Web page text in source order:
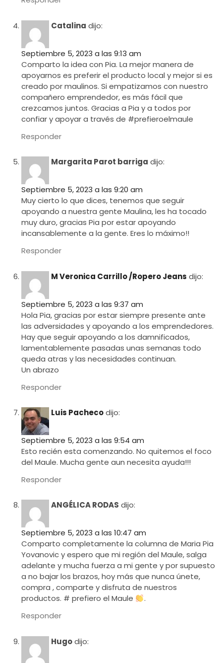
Catalina dijo:
Septiembre 5, 2023 a las 9:13 am
Comparto la idea con Pia. La mejor manera de
apoyarnos es preferir el producto local y mejor si es
creado por maulinos. Si empatizamos con nuestro
compañero emprendedor, es más fácil que
crezcamos juntos. Gracias a Pia y a todos por
confiar y apoyar a través de #prefieroelmaule
Responder
Margarita Parot barriga dijo:
Septiembre 5, 2023 a las 9:20 am
Muy cierto lo que dices, tenemos que seguir
apoyando a nuestra gente Maulina, les ha tocado
muy duro, gracias Pia por estar apoyando
incansablemente a la gente. Eres lo máximo!!
Responder
M Veronica Carrillo /Ropero Jeans dijo:
Septiembre 5, 2023 a las 9:37 am
Hola Pia, gracias por estar siempre presente ante
las adversidades y apoyando a los emprendedores.
Hay que seguir apoyando a los damnificados,
lamentablemente pasadas unas semanas todo
queda atras y las necesidades continuan.
Un abrazo
Responder
Luis Pacheco dijo:
Septiembre 5, 2023 a las 9:54 am
Esto recién esta comenzando. No quitemos el foco
del Maule. Mucha gente aun necesita ayuda!!!
Responder
ANGÉLICA RODAS dijo:
Septiembre 5, 2023 a las 10:47 am
Comparto completamente la columna de Maria Pia
Yovanovic y espero que mi región del Maule, salga
adelante y mucha fuerza a mi gente y por supuesto
a no bajar los brazos, hoy más que nunca únete,
compra , comparte y disfruta de nuestros
productos. # prefiero el Maule
.
Responder
Hugo dijo: